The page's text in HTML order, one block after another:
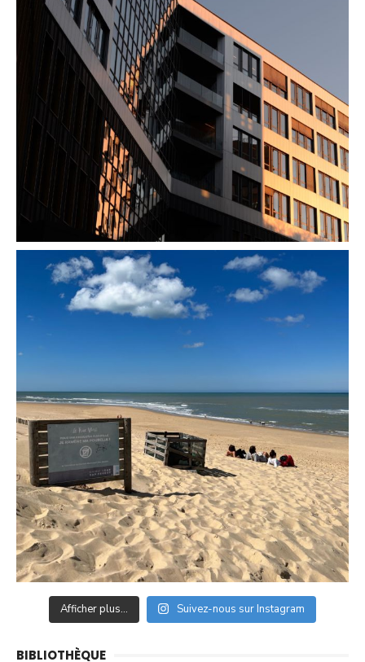
Afficher plus... Suivez-nous sur Instagram
BIBLIOTHÈQUE